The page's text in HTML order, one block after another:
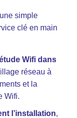
simple
clé en main
Wifi dans
réseau à
et la
Wifi.
l’installation,